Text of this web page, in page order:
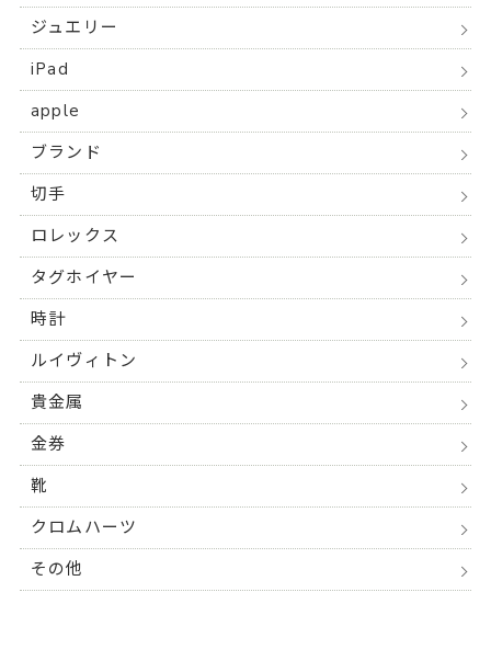
ジュエリー
iPad
apple
ブランド
切手
ロレックス
タグホイヤー
時計
ルイヴィトン
貴金属
金券
靴
クロムハーツ
その他